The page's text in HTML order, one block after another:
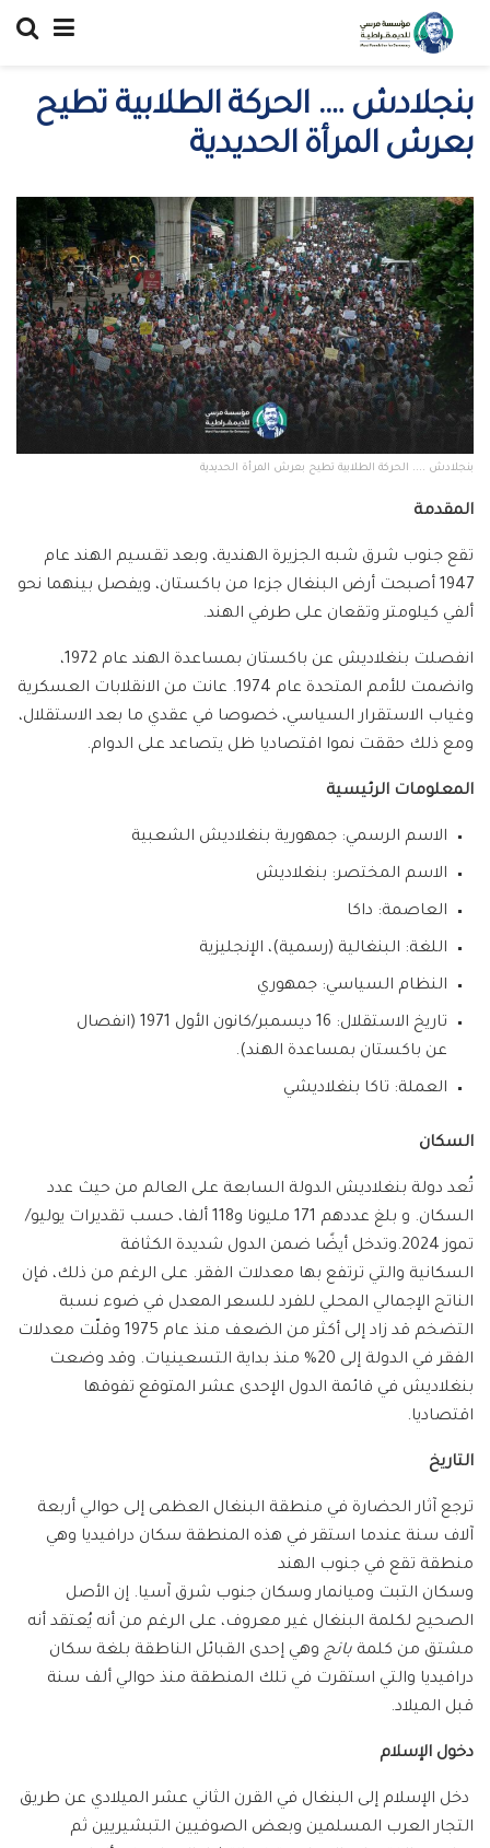
بنجلادش …. الحركة الطلابية تطيح
بعرش المرأة الحديدية
بنجلادش .... الحركة الطلابية تطيح بعرش المرأة الحديدية
المقدمة
تقع جنوب شرق شبه الجزيرة الهندية، وبعد تقسيم الهند عام
1947 أصبحت أرض البنغال جزءا من باكستان، ويفصل بينهما نحو
ألفي كيلومتر وتقعان على طرفي الهند.
انفصلت بنغلاديش عن باكستان بمساعدة الهند عام 1972،
وانضمت للأمم المتحدة عام 1974. عانت من الانقلابات العسكرية
وغياب الاستقرار السياسي، خصوصا في عقدي ما بعد الاستقلال،
ومع ذلك حققت نموا اقتصاديا ظل يتصاعد على الدوام.
المعلومات الرئيسية
الاسم الرسمي: جمهورية بنغلاديش الشعبية
الاسم المختصر: بنغلاديش
العاصمة: داكا
اللغة: البنغالية (رسمية)، الإنجليزية
النظام السياسي: جمهوري
تاريخ الاستقلال: 16 ديسمبر/كانون الأول 1971 (انفصال
عن باكستان بمساعدة الهند).
العملة: تاكا بنغلاديشي
السكان
تُعد دولة بنغلاديش الدولة السابعة على العالم من حيث عدد
السكان. و بلغ عددهم 171 مليونا و118 ألفا، حسب تقديرات يوليو/
تموز 2024.وتدخل أيضًا ضمن الدول شديدة الكثافة
السكانية والتي ترتفع بها معدلات الفقر. على الرغم من ذلك، فإن
الناتج الإجمالي المحلي للفرد للسعر المعدل في ضوء نسبة
التضخم قد زاد إلى أكثر من الضعف منذ عام 1975 وقلّت معدلات
الفقر في الدولة إلى 20% منذ بداية التسعينيات. وقد وضعت
بنغلاديش في قائمة الدول الإحدى عشر المتوقع تفوقها
اقتصاديا.
التاريخ
ترجع آثار الحضارة في منطقة البنغال العظمى إلى حوالي أربعة
آلاف سنة عندما استقر في هذه المنطقة سكان درافيديا وهي
منطقة تقع في جنوب الهند
وسكان التبت وميانمار وسكان جنوب شرق آسيا. إن الأصل
الصحيح لكلمة البنغال غير معروف، على الرغم من أنه يُعتقد أنه
مشتق من كلمة بانج وهي إحدى القبائل الناطقة بلغة سكان
درافيديا والتي استقرت في تلك المنطقة منذ حوالي ألف سنة
قبل الميلاد.
دخول الإسلام
دخل الإسلام إلى البنغال في القرن الثاني عشر الميلادي عن طريق
التجار العرب المسلمين وبعض الصوفيين التبشيريين ثم